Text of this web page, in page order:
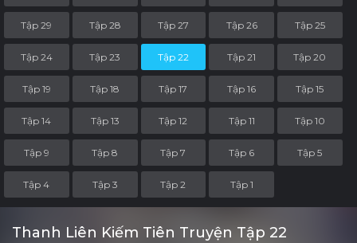
Tập 29 Tập 28 Tập 27 Tập 26 Tập 25
Tập 24 Tập 23 Tập 22 Tập 21 Tập 20
Tập 19 Tập 18 Tập 17 Tập 16 Tập 15
Tập 14 Tập 13 Tập 12 Tập 11 Tập 10
Tập 9 Tập 8 Tập 7 Tập 6 Tập 5
Tập 4 Tập 3 Tập 2 Tập 1
Thanh Liên Kiếm Tiên Truyện Tập 22